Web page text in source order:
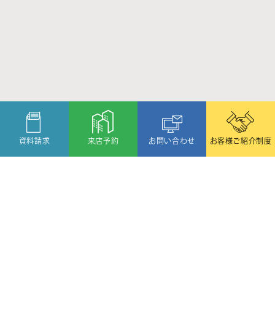
資料請求 来店予約 お問い合わせ お客様ご紹介制度